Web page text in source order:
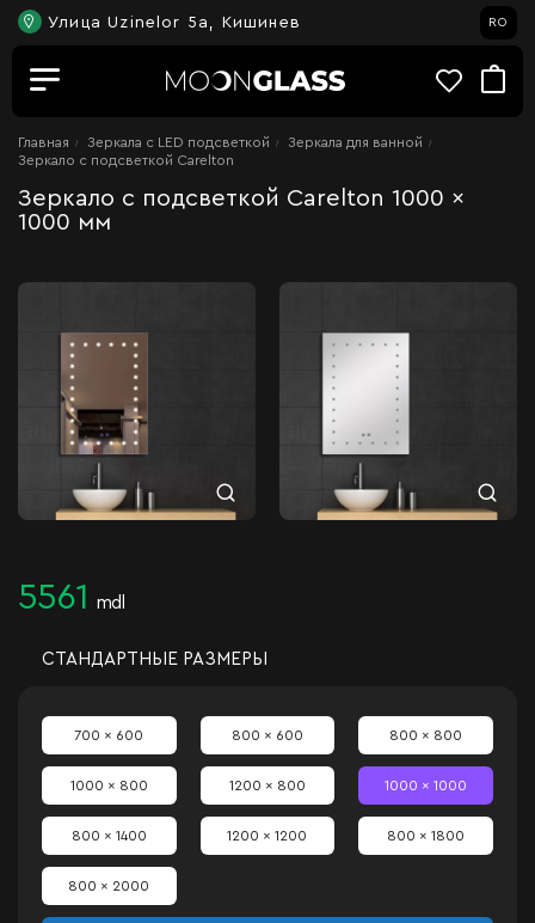
Улица Uzinelor 5a, Кишинев RO
Главная Зеркала c LED подсветкой
Зеркала для ванной
Зеркало с подсветкой Carelton
Зеркало с подсветкой Carelton 1000 x
1000 мм
5561 mdl
СТАНДАРТНЫЕ РАЗМЕРЫ
700 x 600 800 x 600 800 x 800
1000 x 800 1200 x 800 1000 x 1000
800 x 1400 1200 x 1200 800 x 1800
800 x 2000